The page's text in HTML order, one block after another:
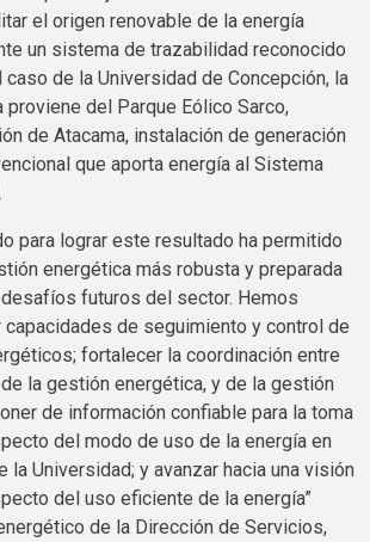
el origen renovable de la energía
un sistema de trazabilidad reconocido
caso de la Universidad de Concepción, la
del Parque Eólico Sarco,
de Atacama, instalación de generación
que aporta energía al Sistema
para lograr este resultado ha permitido
energética más robusta y preparada
futuros del sector. Hemos
capacidades de seguimiento y control de
fortalecer la coordinación entre
la gestión energética, y de la gestión
de información confiable para la toma
del modo de uso de la energía en
la Universidad; y avanzar hacia una visión
del uso eficiente de la energía”
de la Dirección de Servicios,